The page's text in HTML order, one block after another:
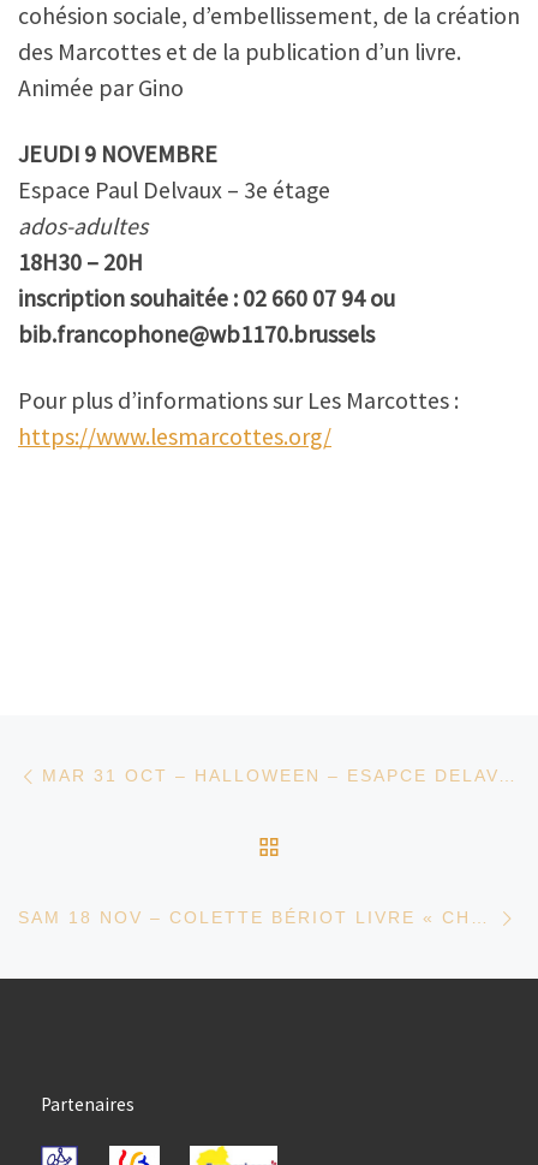
cohésion sociale, d’embellissement, de la création
des Marcottes et de la publication d’un livre.
Animée par Gino
JEUDI 9 NOVEMBRE
Espace Paul Delvaux – 3e étage
ados-adultes
18H30 – 20H
inscription souhaitée : 02 660 07 94 ou
bib.francophone@wb1170.brussels
Pour plus d’informations sur Les Marcottes :
https://www.lesmarcottes.org/
Partenaires